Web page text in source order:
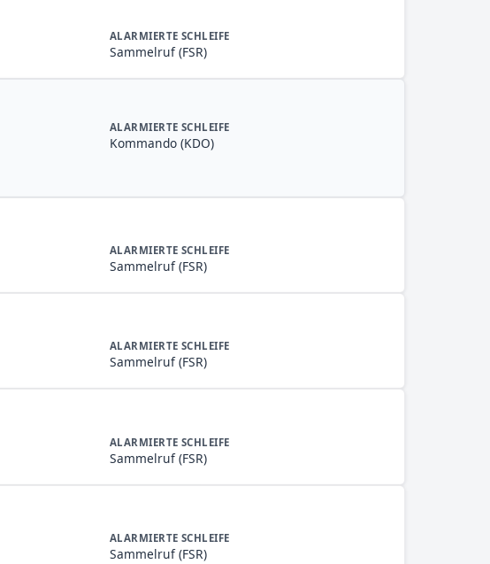
ALARMIERTE SCHLEIFE
Sammelruf (FSR)
ALARMIERTE SCHLEIFE
Kommando (KDO)
ALARMIERTE SCHLEIFE
Sammelruf (FSR)
ALARMIERTE SCHLEIFE
Sammelruf (FSR)
ALARMIERTE SCHLEIFE
Sammelruf (FSR)
ALARMIERTE SCHLEIFE
Sammelruf (FSR)